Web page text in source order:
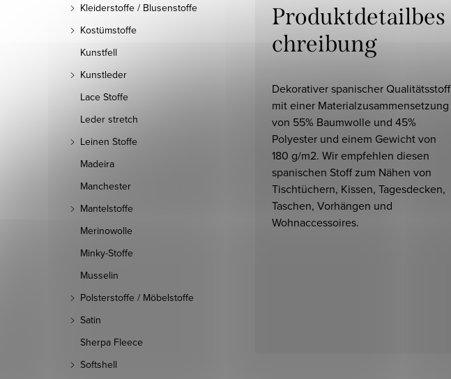
Kleiderstoffe / Blusenstoffe
Kostümstoffe
Kunstfell
Kunstleder
Lace Stoffe
Leder stretch
Leinen Stoffe
Madeira
Manchester
Mantelstoffe
Merinowolle
Minky-Stoffe
Musselin
Polsterstoffe / Möbelstoffe
Satin
Sherpa Fleece
Softshell
Produktdetailbes
chreibung
Dekorativer spanischer Qualitätsstoff
mit einer Materialzusammensetzung
von 55% Baumwolle und 45%
Polyester und einem Gewicht von
180 g/m2. Wir empfehlen diesen
spanischen Stoff zum Nähen von
Tischtüchern, Kissen, Tagesdecken,
Taschen, Vorhängen und
Wohnaccessoires.